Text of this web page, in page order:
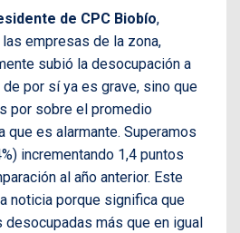
de CPC Biobío,
empresas de la zona,
subió la desocupación a
por sí ya es grave, sino que
por sobre el promedio
que es alarmante. Superamos
incrementando 1,4 puntos
al año anterior. Este
noticia porque significa que
desocupadas más que en igual